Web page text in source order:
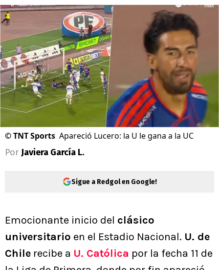
©TNT Sports Apareció Lucero: la U le gana a la UC
Por Javiera García L.
Sigue a Redgol en Google!
Emocionante inicio del clásico
universitario en el Estadio Nacional. U. de
Chile recibe a U. Católica por la fecha 11 de